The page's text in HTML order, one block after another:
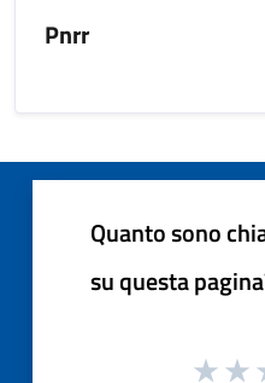
Pnrr
Quanto sono
su questa